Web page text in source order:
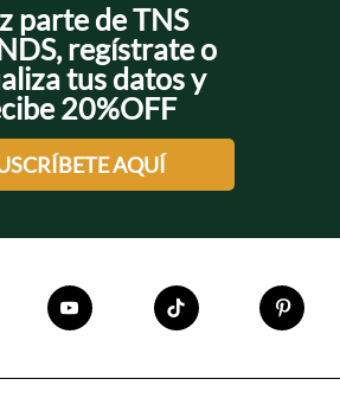
parte de TNS
regístrate o
tus datos y
20%OFF
AQUÍ